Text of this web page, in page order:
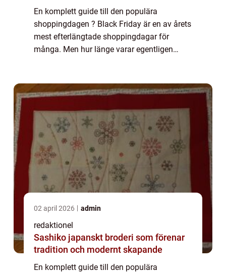
En komplett guide till den populära
shoppingdagen ? Black Friday är en av årets
mest efterlängtade shoppingdagar för
många. Men hur länge varar egentligen
02 april 2026 admin
redaktionel
Sashiko japanskt broderi som förenar
tradition och modernt skapande
En komplett guide till den populära